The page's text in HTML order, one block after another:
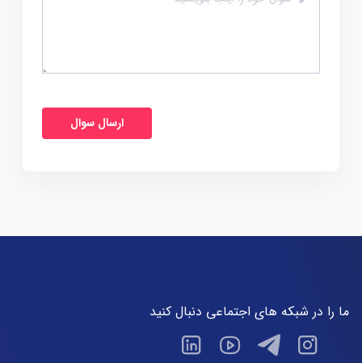
ما را در شبکه های اجتماعی دنبال کنید